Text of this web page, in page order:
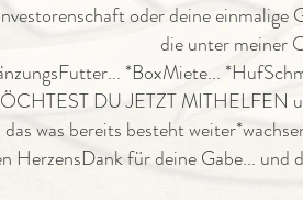
oder deine einmalige
die unter meiner
*BoxMiete...
DU JETZT MITHELFEN
das was bereits besteht
HerzensDank für deine Gabe... und